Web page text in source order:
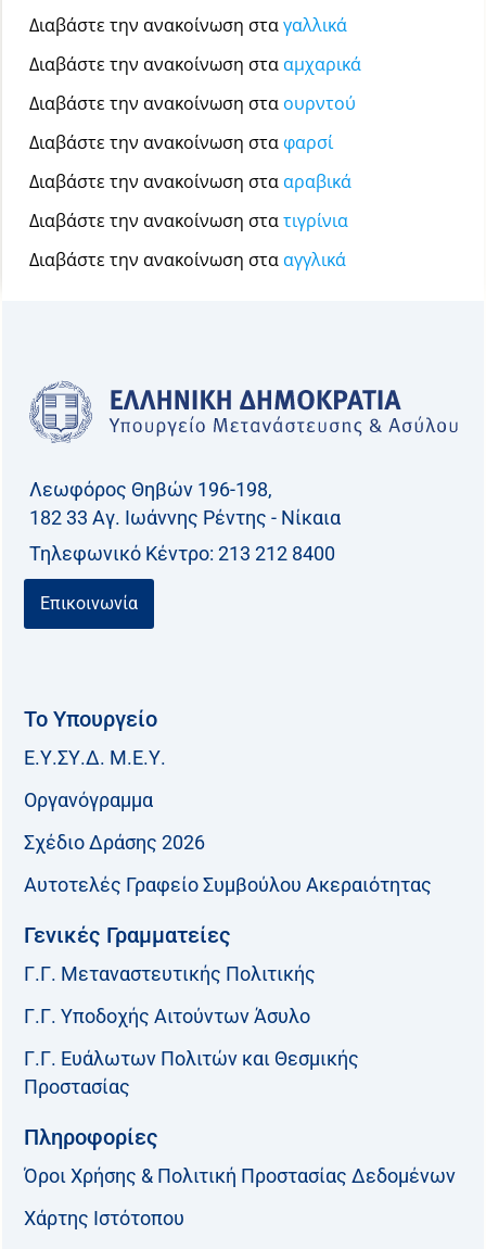
Διαβάστε την ανακοίνωση σταγαλλικά
Διαβάστε την ανακοίνωση στααμχαρικά
Διαβάστε την ανακοίνωση στα ουρντού
Διαβάστε την ανακοίνωση στα φαρσί
Διαβάστε την ανακοίνωση στααραβικά
Διαβάστε την ανακοίνωση στατιγρίνια
Διαβάστε την ανακοίνωση στααγγλικά
Λεωφόρος Θηβών 196-198,
182 33 Aγ. Ιωάννης Ρέντης - Νίκαια
Τηλεφωνικό Kέντρο: 213 212 8400
Επικοινωνία
Το Υπουργείο
Ε.Υ.ΣΥ.Δ. Μ.Ε.Υ.
Οργανόγραμμα
Σχέδιο Δράσης 2026
Αυτοτελές Γραφείο Συμβούλου Ακεραιότητας
Γενικές Γραμματείες
Γ.Γ. Μεταναστευτικής Πολιτικής
Γ.Γ. Υποδοχής Αιτούντων Άσυλο
Γ.Γ. Ευάλωτων Πολιτών και Θεσμικής
Προστασίας
Πληροφορίες
Όροι Χρήσης & Πολιτική Προστασίας Δεδομένων
Χάρτης Ιστότοπου